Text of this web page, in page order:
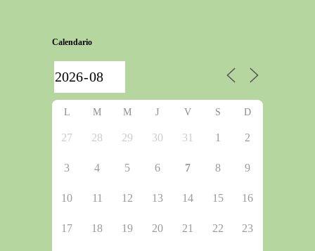
Calendario
L M M J V S D
27 28 29 30 31 1 2
3 4 5 6 7 8 9
10 11 12 13 14 15 16
17 18 19 20 21 22 23